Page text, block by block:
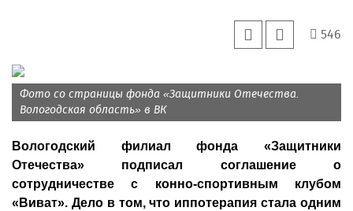
546
Фото со страницы фонда «Защитники Отечества.
Вологодская область» в ВК
Вологодский филиал фонда «Защитники
Отечества» подписал соглашение о
сотрудничестве с конно-спортивным клубом
«Виват». Дело в том, что иппотерапия стала одним